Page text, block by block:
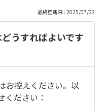
最終更新日 : 2025/07/22
うすればよいです
お控えください。以
ください：